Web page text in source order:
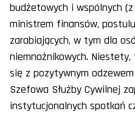
budżetowych i wspólnych (z
ministrem finansów,
zarabiających, w tym dla
niemnożnikowych.
się z pozytywnym
Szefowa Służby Cywilnej
instytucjonalnych spotkań